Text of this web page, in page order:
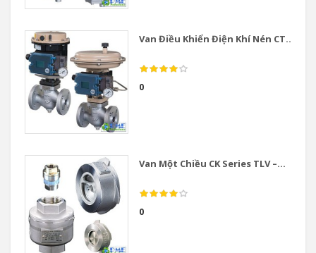
Van Điều Khiển Điện Khí Nén CT...
0
Van Một Chiều CK Series TLV –...
0